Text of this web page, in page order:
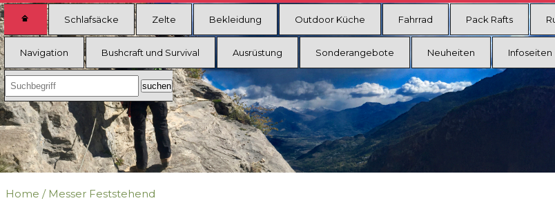
Schlafsäcke Zelte Bekleidung Outdoor Küche Fahrrad Pack Rafts
Navigation Bushcraft und Survival Ausrüstung Sonderangebote Neuheiten Infoseiten
Home / Messer Feststehend